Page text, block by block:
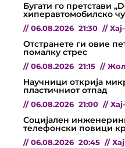
Бугати го претстави
хиперавтомобилско
// 06.08.2026 21:30 //
Отстранете ги овие
помалку стрес
// 06.08.2026 21:15 //
Научници открија
пластичниот отпад
// 06.08.2026 21:00 //
Социјален
телефонски повици
// 06.08.2026 20:45 //